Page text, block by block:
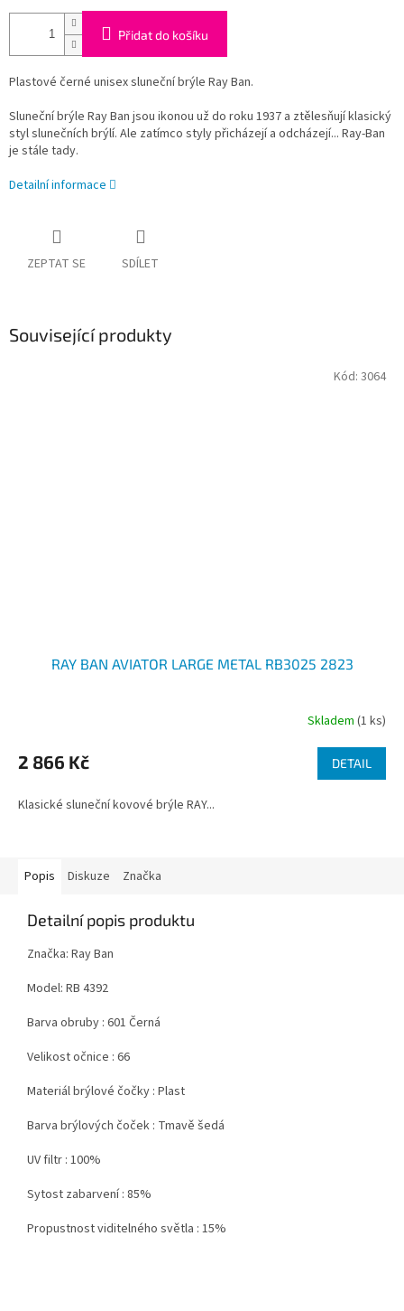
Přidat do košíku
Plastové černé unisex sluneční brýle Ray Ban.
Sluneční brýle Ray Ban jsou ikonou už do roku 1937 a ztělesňují klasický
styl slunečních brýlí. Ale zatímco styly přicházejí a odcházejí... Ray-Ban
je stále tady.
Detailní informace
ZEPTAT SE SDÍLET
Související produkty
RAY BAN AVIATOR LARGE METAL RB3025 2823
Skladem (1 ks)
2 866 Kč DETAIL
Klasické sluneční kovové brýle RAY...
Kód: 3064
Popis Diskuze Značka
Detailní popis produktu
Značka: Ray Ban
Model: RB 4392
Barva obruby : 601 Černá
Velikost očnice : 66
Materiál brýlové čočky : Plast
Barva brýlových čoček : Tmavě šedá
UV filtr : 100%
Sytost zabarvení : 85%
Propustnostviditelného světla : 15%